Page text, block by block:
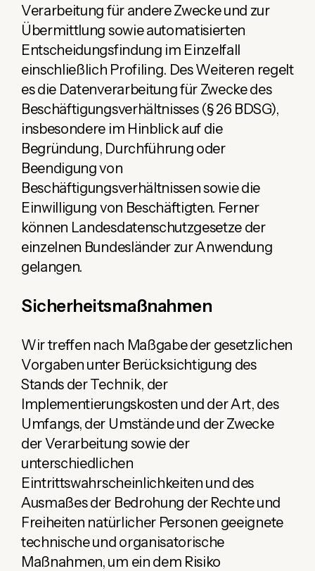
Verarbeitung für andere Zwecke und zur
Übermittlung sowie automatisierten
Entscheidungsfindung im Einzelfall
einschließlich Profiling. Des Weiteren regelt
es die Datenverarbeitung für Zwecke des
Beschäftigungsverhältnisses (§ 26 BDSG),
insbesondere im Hinblick auf die
Begründung, Durchführung oder
Beendigung von
Beschäftigungsverhältnissen sowie die
Einwilligung von Beschäftigten. Ferner
können Landesdatenschutzgesetze der
einzelnen Bundesländer zur Anwendung
gelangen.
Sicherheitsmaßnahmen
Wir treffen nach Maßgabe der gesetzlichen
Vorgaben unter Berücksichtigung des
Stands der Technik, der
Implementierungskosten und der Art, des
Umfangs, der Umstände und der Zwecke
der Verarbeitung sowie der
unterschiedlichen
Eintrittswahrscheinlichkeiten und des
Ausmaßes der Bedrohung der Rechte und
Freiheiten natürlicher Personen geeignete
technische und organisatorische
Maßnahmen, um ein dem Risiko